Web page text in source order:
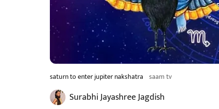
saturn to enter jupiter nakshatra saam tv
Surabhi Jayashree Jagdish